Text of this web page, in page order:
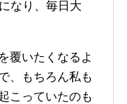
なり、毎日大
覆いたくなるよ
、もちろん私も
こっていたのも